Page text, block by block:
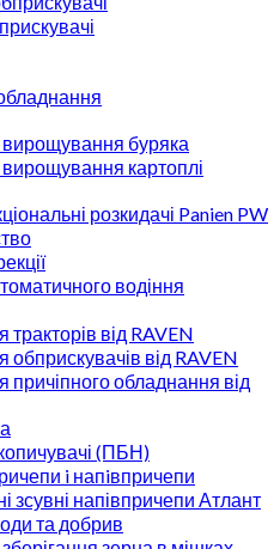
вирощування буряка
вирощування картоплі
розкидачі Panien PW
водіння
від RAVEN
обприскувачів від RAVEN
причіпного обладнання від
(ПБН)
i напiвпричепи
зсувні напівпричепи Атлант
та добрив